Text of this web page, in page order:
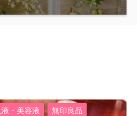
・美容液 無印良品